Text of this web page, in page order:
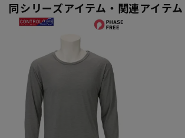
同シリーズアイテム・関連アイテム